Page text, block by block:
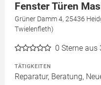
Fenster Türen
Grüner Damm 4, 25436
Twielenfleth)
0 Sterne aus
TÄTIGKEITEN
Reparatur, Beratung,